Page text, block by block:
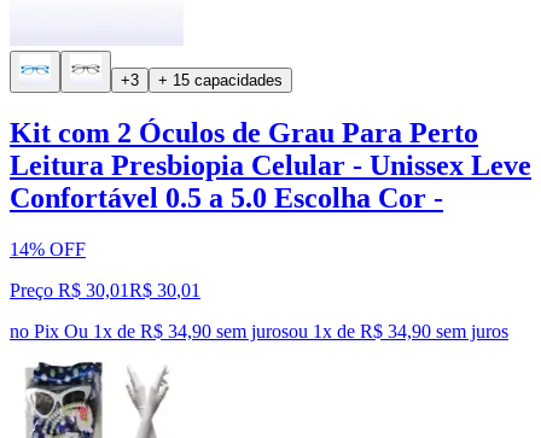
+3 + 15 capacidades
Kit com 2 Óculos de Grau Para Perto
Leitura Presbiopia Celular - Unissex Leve
Confortável 0.5 a 5.0 Escolha Cor -
14% OFF
Preço R$ 30,01R$ 30,01
no Pix Ou 1x de R$ 34,90 sem jurosou 1x de R$ 34,90 sem juros